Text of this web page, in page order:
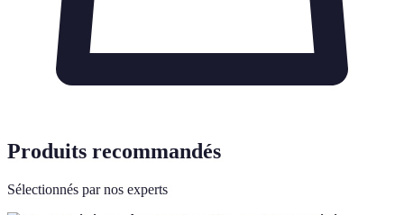
Produits recommandés
Sélectionnés par nos experts